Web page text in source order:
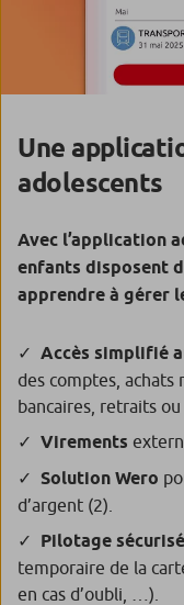
Une
adolescents
Avec l’application
enfants disposent
apprendre à gérer
Accès simplifié
des comptes, achats
bancaires, retraits
Virements
Solution Wero
d’argent (2)
Pilotage sécurisé
temporaire de la
en cas d’oubli, …).